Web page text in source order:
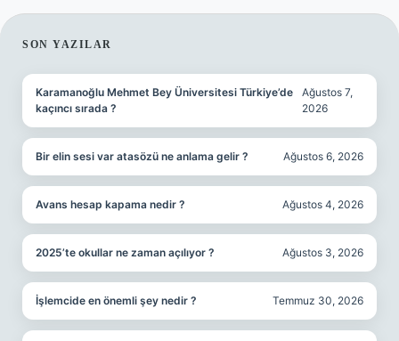
SIDEBAR
SON YAZILAR
Karamanoğlu Mehmet Bey Üniversitesi Türkiye’de
kaçıncı sırada ?
Ağustos 7,
2026
Bir elin sesi var atasözü ne anlama gelir ? Ağustos 6, 2026
Avans hesap kapama nedir ? Ağustos 4, 2026
2025’te okullar ne zaman açılıyor ? Ağustos 3, 2026
İşlemcide en önemli şey nedir ? Temmuz 30, 2026